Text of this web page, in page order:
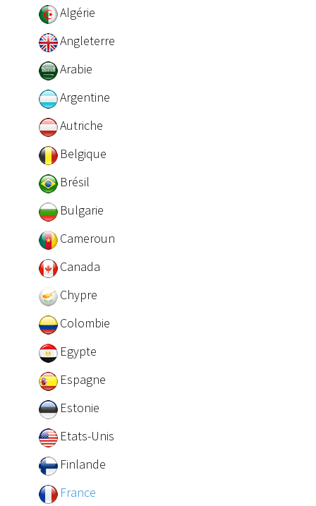
Algérie
Angleterre
Arabie
Argentine
Autriche
Belgique
Brésil
Bulgarie
Cameroun
Canada
Chypre
Colombie
Egypte
Espagne
Estonie
Etats-Unis
Finlande
France